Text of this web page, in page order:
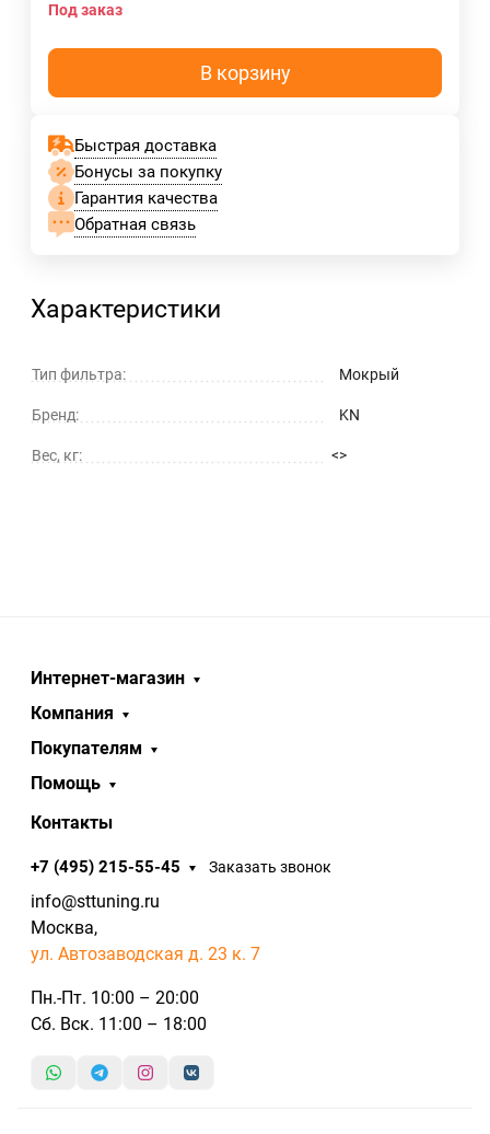
Под заказ
В корзину
Быстрая доставка
Бонусы за покупку
Гарантия качества
Обратная связь
Характеристики
Тип фильтра: Мокрый
Бренд: KN
Вес, кг: <>
Интернет-магазин
Компания
Покупателям
Помощь
Контакты
+7 (495) 215-55-45 Заказать звонок
info@sttuning.ru
Москва,
ул. Автозаводская д. 23 к. 7
Пн.-Пт. 10:00 – 20:00
Сб. Вск. 11:00 – 18:00